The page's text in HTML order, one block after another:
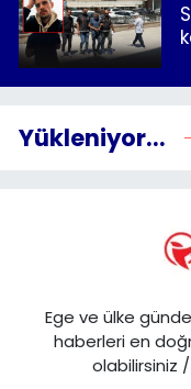
Yükleniyor...
Ege ve ülke
haberleri en
olabilirsiniz /